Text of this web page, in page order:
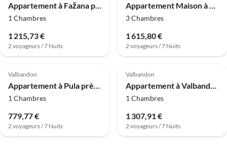
Appartement à Fažana près de Valbandon
1 Chambres
1 215,73 €
2 voyageurs / 7 Nuits
Appartement Maison à Fazana avec piscine et plage
3 Chambres
1 615,80 €
2 voyageurs / 7 Nuits
4.0 (10)
Valbandon
Appartement à Pula près de Hidrobaza
1 Chambres
779,77 €
2 voyageurs / 7 Nuits
4.0 (8)
Valbandon
Appartement à Valbandon proche plage
1 Chambres
1 307,91 €
2 voyageurs / 7 Nuits
4.0 (7) 4.0 (5)